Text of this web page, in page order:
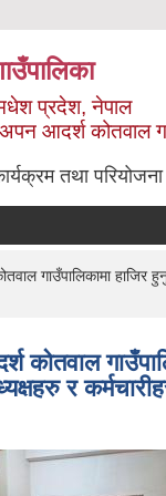
प्रदेश, नेपाल
आदर्श कोतवाल
तथा परियोजना
हाजिर हुनु
र